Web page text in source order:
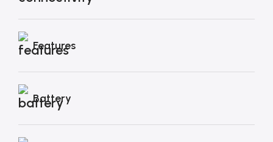
Features
Battery